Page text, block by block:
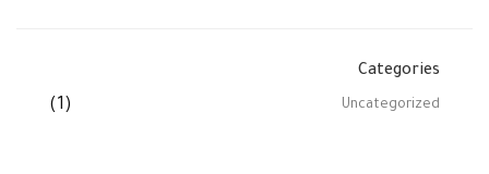
Categories
Uncategorized
(1)